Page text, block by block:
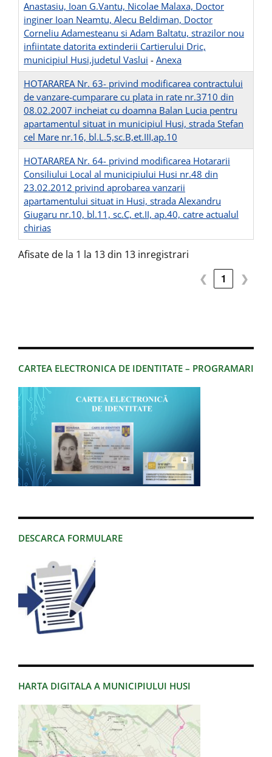
CARTEA ELECTRONICA DE IDENTITATE – PROGRAMARI
DESCARCA FORMULARE
HARTA DIGITALA A MUNICIPIULUI HUSI
Anastasiu, Ioan G.Vantu, Nicolae Malaxa, Doctor
inginer Ioan Neamtu, Alecu Beldiman, Doctor
Corneliu Adamesteanu si Adam Baltatu, strazilor nou
infiintate datorita extinderii Cartierului Dric,
municipiul Husi,judetul Vaslui - Anexa
HOTARAREA Nr. 63- privind modificarea contractului
de vanzare-cumparare cu plata in rate nr.3710 din
08.02.2007 incheiat cu doamna Balan Lucia pentru
apartamentul situat in municipiul Husi, strada Stefan
cel Mare nr.16, bl.L.5,sc.B,et.III,ap.10
HOTARAREA Nr. 64- privind modificarea Hotararii
Consiliului Local al municipiului Husi nr.48 din
23.02.2012 privind aprobarea vanzarii
apartamentului situat in Husi, strada Alexandru
Giugaru nr.10, bl.11, sc.C, et.II, ap.40, catre actualul
chirias
Afisate de la 1 la 13 din 13 inregistrari
❮ 1 ❯